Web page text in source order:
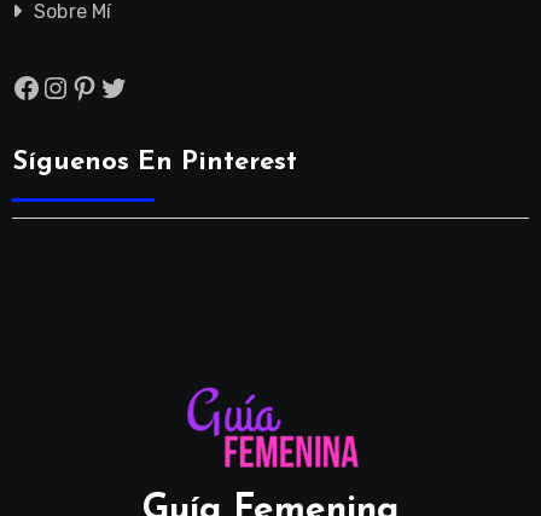
Sobre Mí
Facebook
Instagram
Pinterest
Twitter
Síguenos En Pinterest